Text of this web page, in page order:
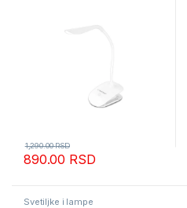
890.00 RSD
1,290.00RSD
Svetiljke i lampe